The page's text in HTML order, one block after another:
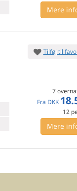
Mere
Tilføj til
7
Fra DKK
12
Mere